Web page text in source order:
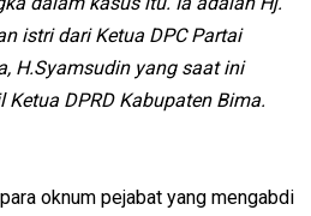
istri dari Ketua DPC Partai
H.Syamsudin yang saat ini
DPRD Kabupaten Bima.
oknum pejabat yang mengabdi